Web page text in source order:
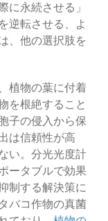
に永続させる」
逆転させる、よ
、他の選択肢を
植物の葉に付着
を根絶すること
子の侵入から保
は信頼性が高
い。分光光度計
ータブルで効果
制する解決策に
バコ作物の真菌